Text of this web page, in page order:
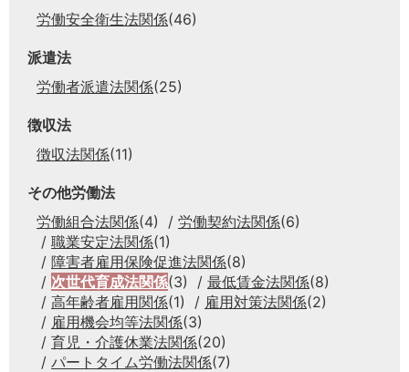
労働安全衛生法関係(46)
派遣法
労働者派遣法関係(25)
徴収法
徴収法関係(11)
その他労働法
労働組合法関係(4) 労働契約法関係(6)
職業安定法関係(1)
障害者雇用保険促進法関係(8)
次世代育成法関係(3) 最低賃金法関係(8)
高年齢者雇用関係(1) 雇用対策法関係(2)
雇用機会均等法関係(3)
育児・介護休業法関係(20)
パートタイム労働法関係(7)